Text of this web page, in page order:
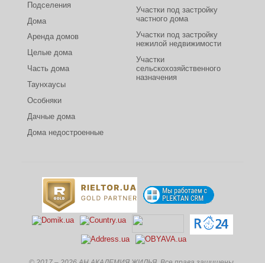
Подселения
Дома
Аренда домов
Целые дома
Часть дома
Таунхаусы
Особняки
Дачные дома
Дома недостроенные
Участки под застройку
частного дома
Участки под застройку
нежилой недвижимости
Участки
сельскохозяйственного
назначения